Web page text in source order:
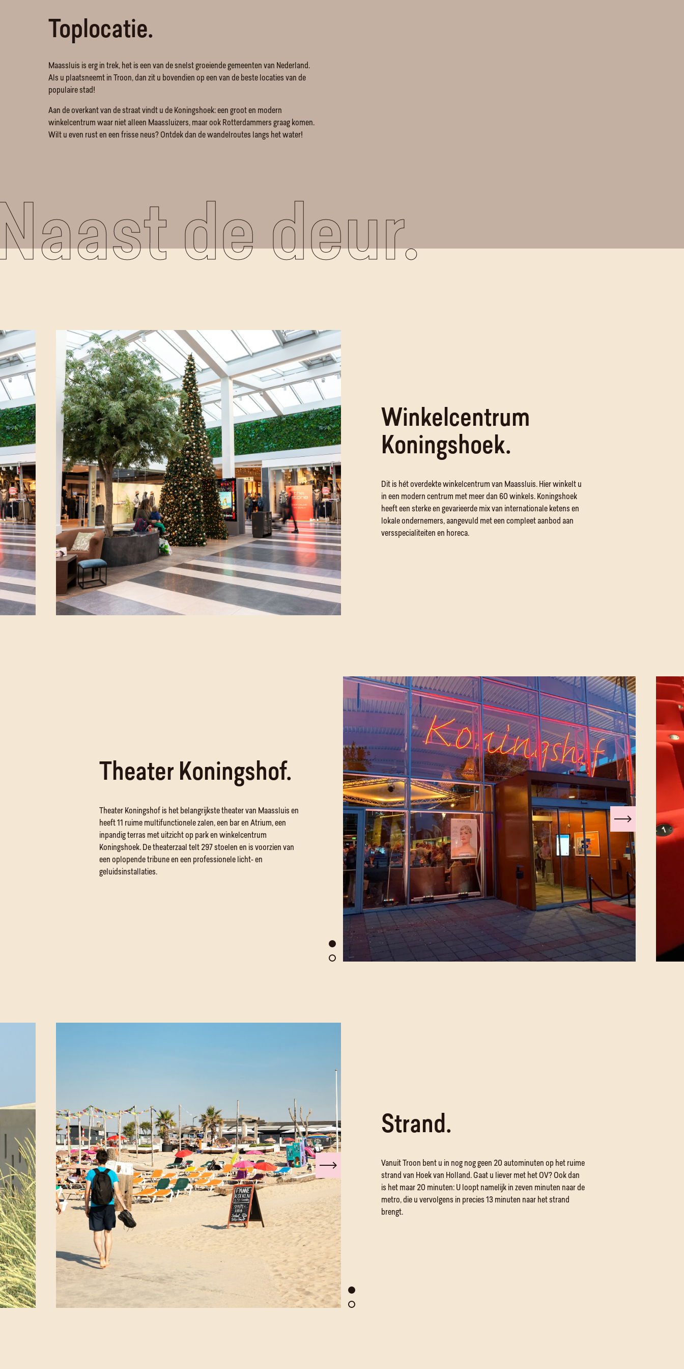
Toplocatie.
Maassluis is erg in trek, het is een van de snelst groeiende gemeenten van Nederland.
Als u plaatsneemt in Troon, dan zit u bovendien op een van de beste locaties van de
populaire stad!
Aan de overkant van de straat vindt u de Koningshoek: een groot en modern
winkelcentrum waar niet alleen Maassluizers, maar ook Rotterdammers graag komen.
Wilt u even rust en een frisse neus? Ontdek dan de wandelroutes langs het water!
de deur.
Winkelcentrum
Koningshoek.
Dit is hét overdekte winkelcentrum van Maassluis. Hier winkelt u
in een modern centrum met meer dan 60 winkels. Koningshoek
heeft een sterke en gevarieerde mix van internationale ketens en
lokale ondernemers, aangevuld met een compleet aanbod aan
versspecialiteiten en horeca.
Theater Koningshof.
Theater Koningshof is het belangrijkste theater van Maassluis en
heeft 11 ruime multifunctionele zalen, een bar en Atrium, een
inpandig terras met uitzicht op park en winkelcentrum
Koningshoek. De theaterzaal telt 297 stoelen en is voorzien van
een oplopende tribune en een professionele licht- en
geluidsinstallaties.
Strand.
Vanuit Troon bent u in nog nog geen 20 autominuten op het ruime
strand van Hoek van Holland. Gaat u liever met het OV? Ook dan
is het maar 20 minuten: U loopt namelijk in zeven minuten naar de
metro, die u vervolgens in precies 13 minuten naar het strand
brengt.